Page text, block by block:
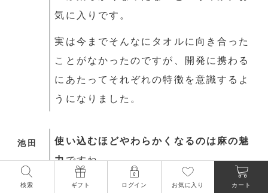
検索 ギフト ログイン お気に入り カート
気に入りです。
実は今までそんなにタオルに向き合った
ことがなかったのですが、開発に携わる
にあたってそれぞれの特徴を意識するよ
うになりました。
池田
使い込むほどやわらかくなるのは麻の魅
力ですね。